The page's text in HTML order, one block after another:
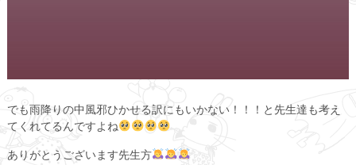
でも雨降りの中風邪ひかせる訳にもいかない！！！と先生達も考え
てくれてるんですよね
ありがとうございます先生方